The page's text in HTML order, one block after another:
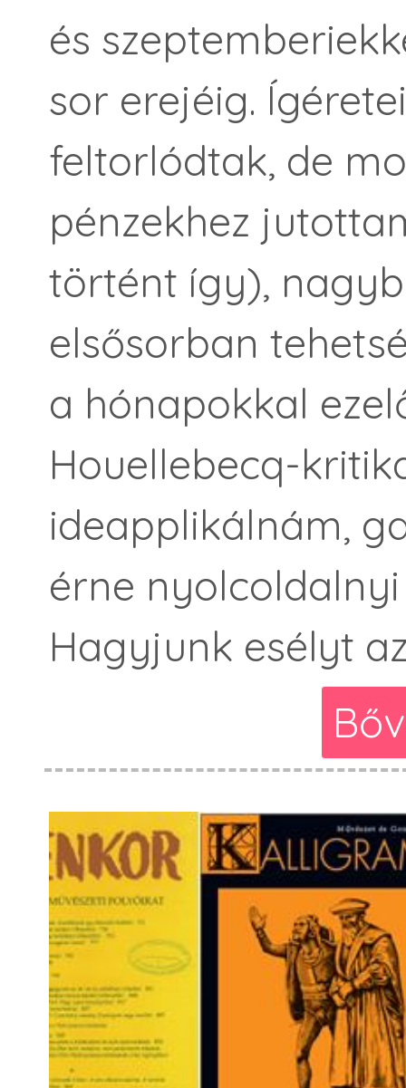
és
sor erejéig.
feltorlódtak, de
pénzekhez
történt így),
elsősorban
a hónapokkal
Houellebecq-
ideapplikálnám,
érne
Hagyjunk esélyt